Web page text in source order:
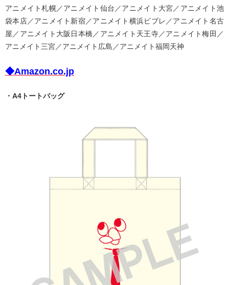
アニメイト札幌／アニメイト仙台／アニメイト大宮／アニメイト池
袋本店／アニメイト新宿／アニメイト横浜ビブレ／アニメイト名古
屋／アニメイト大阪日本橋／アニメイト天王寺／アニメイト梅田／
アニメイト三宮／アニメイト広島／アニメイト福岡天神
◆Amazon.co.jp
・A4トートバッグ